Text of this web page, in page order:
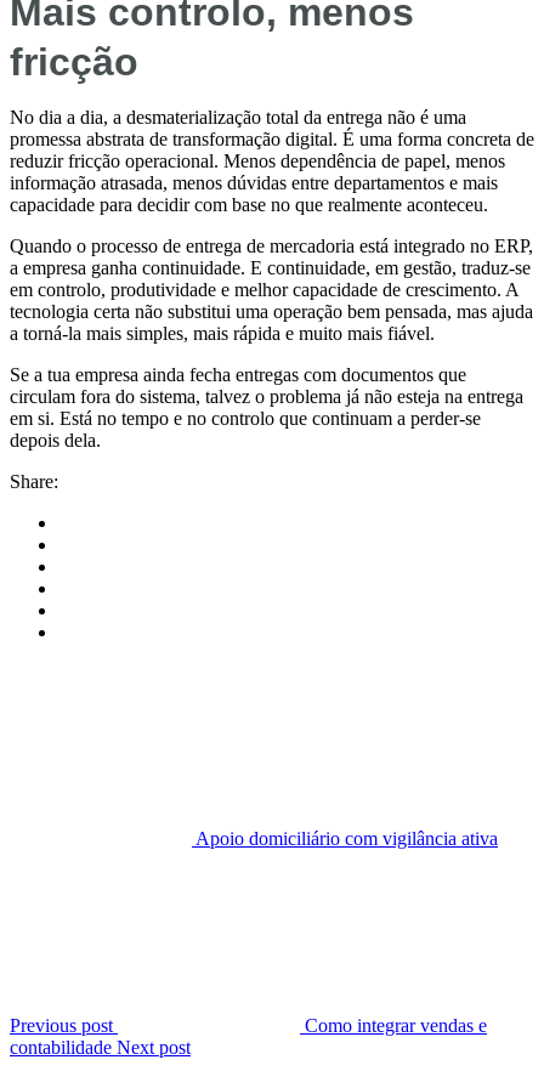
Mais controlo, menos
fricção
No dia a dia, a desmaterialização total da entrega não é uma
promessa abstrata de transformação digital. É uma forma concreta de
reduzir fricção operacional. Menos dependência de papel, menos
informação atrasada, menos dúvidas entre departamentos e mais
capacidade para decidir com base no que realmente aconteceu.
Quando o processo de entrega de mercadoria está integrado no ERP,
a empresa ganha continuidade. E continuidade, em gestão, traduz-se
em controlo, produtividade e melhor capacidade de crescimento. A
tecnologia certa não substitui uma operação bem pensada, mas ajuda
a torná-la mais simples, mais rápida e muito mais fiável.
Se a tua empresa ainda fecha entregas com documentos que
circulam fora do sistema, talvez o problema já não esteja na entrega
em si. Está no tempo e no controlo que continuam a perder-se
depois dela.
Share:
Apoio domiciliário com vigilância ativa
Previous post
Como integrar vendas e
contabilidade Next post